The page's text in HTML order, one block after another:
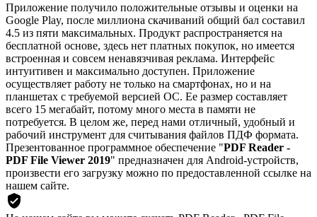
Приложение получило положительные отзывы и оценки на
Google Play, после миллиона скачиваний общий бал составил
4.5 из пяти максимальных. Продукт распространяется на
бесплатной основе, здесь нет платных покупок, но имеется
встроенная и совсем ненавязчивая реклама. Интерфейс
интуитивен и максимально доступен. Приложение
осуществляет работу не только на смартфонах, но и на
планшетах с требуемой версией ОС. Ее размер составляет
всего 15 мегабайт, потому много места в памяти не
потребуется. В целом же, перед нами отличный, удобный и
рабочий инструмент для считывания файлов ПДФ формата.
Презентованное программное обеспечение "PDF Reader -
PDF File Viewer 2019" предназначен для Android-устройств,
произвести его загрузку можно по предоставленной ссылке на
нашем сайте.